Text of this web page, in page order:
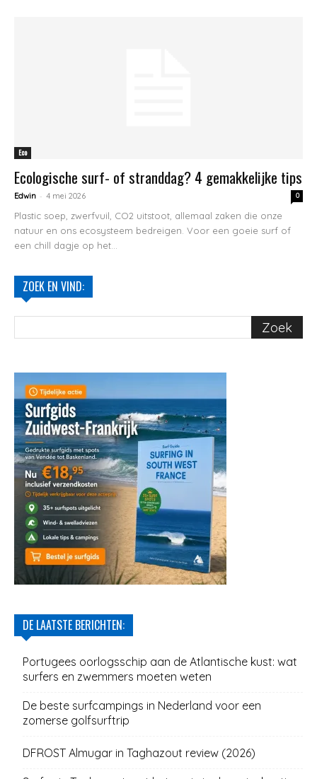
Eco
Ecologische surf- of stranddag? 4 gemakkelijke tips
Edwin - 4 mei 2026 0
Plastic soep, zwerfvuil, CO2 uitstoot, allemaal zaken die onze
natuur en ons ecosysteem bedreigen. Voor een goeie surf of
een chill dagje op het...
ZOEK EN VIND:
DE LAATSTE BERICHTEN:
Portugees oorlogsschip aan de Atlantische kust: wat
surfers en zwemmers moeten weten
De beste surfcampings in Nederland voor een
zomerse golfsurftrip
DFROST Almugar in Taghazout review (2026)